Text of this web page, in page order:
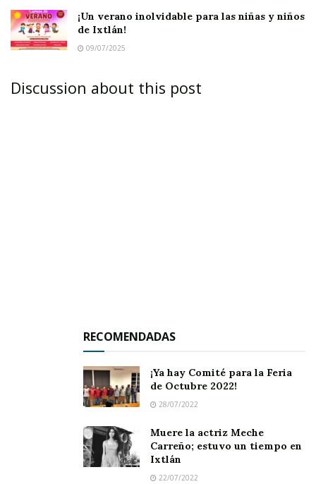
mañana a 1 de la tarde
participantesuna experiencia diferente cada
hora.
¡Un verano inolvidable para las niñas y niños
de Ixtlán!
09/07/2025
Discussion about this post
RECOMENDADAS
¡Ya hay Comité para la Feria
de Octubre 2022!
28/07/2022
Muere la actriz Meche
Carreño; estuvo un tiempo en
Ixtlán
22/07/2022